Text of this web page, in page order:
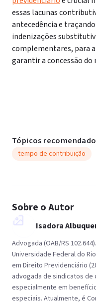
essas lacunas
antecedência e
indenizações
complementares, para
garantir a concessão
Tópicos
tempo de contribuição
Sobre o Autor
Isadora
Advogada (OAB/RS
Universidade Federal do
em Direito Previdenciário
advogada de sindicatos
especialmente em
especiais. Atualmente, é